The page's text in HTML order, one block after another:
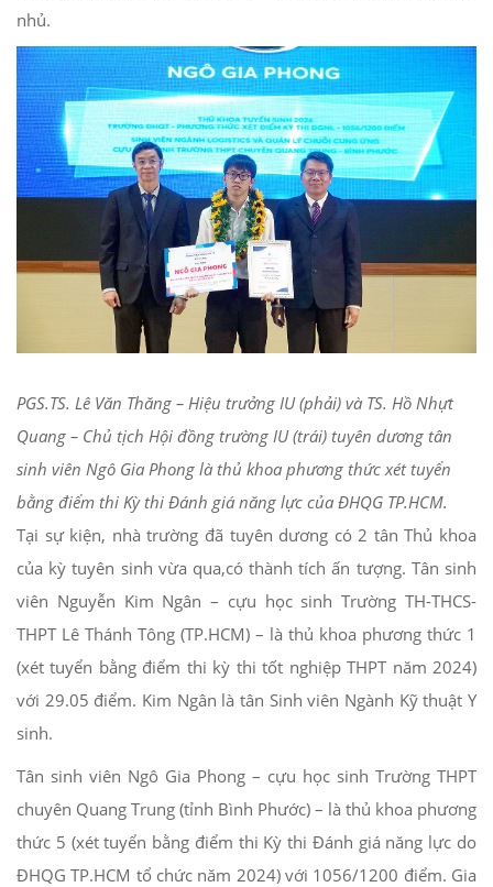
nhủ.
PGS.TS. Lê Văn Thăng – Hiệu trưởng IU (phải) và TS. Hồ Nhựt
Quang – Chủ tịch Hội đồng trường IU (trái) tuyên dương tân
sinh viên Ngô Gia Phong là thủ khoa phương thức xét tuyển
bằng điểm thi Kỳ thi Đánh giá năng lực của ĐHQG TP.HCM.
Tại sự kiện, nhà trường đã tuyên dương có 2 tân Thủ khoa
của kỳ tuyên sinh vừa qua,có thành tích ấn tượng. Tân sinh
viên Nguyễn Kim Ngân – cựu học sinh Trường TH-THCS-
THPT Lê Thánh Tông (TP.HCM) – là thủ khoa phương thức 1
(xét tuyển bằng điểm thi kỳ thi tốt nghiệp THPT năm 2024)
với 29.05 điểm. Kim Ngân là tân Sinh viên Ngành Kỹ thuật Y
sinh.
Tân sinh viên Ngô Gia Phong – cựu học sinh Trường THPT
chuyên Quang Trung (tỉnh Bình Phước) – là thủ khoa phương
thức 5 (xét tuyển bằng điểm thi Kỳ thi Đánh giá năng lực do
ĐHQG TP.HCM tổ chức năm 2024) với 1056/1200 điểm. Gia